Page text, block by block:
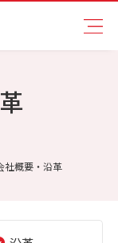
社概要・沿革